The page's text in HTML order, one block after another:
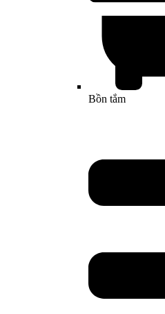
Bồn tắm